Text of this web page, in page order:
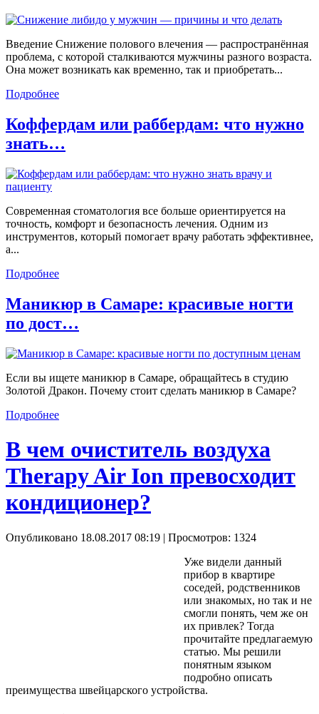
Введение Снижение полового влечения — распространённая
проблема, с которой сталкиваются мужчины разного возраста.
Она может возникать как временно, так и приобретать...
Подробнее
Коффердам или раббердам: что нужно
знать…
Современная стоматология все больше ориентируется на
точность, комфорт и безопасность лечения. Одним из
инструментов, который помогает врачу работать эффективнее,
а...
Подробнее
Маникюр в Самаре: красивые ногти
по дост…
Если вы ищете маникюр в Самаре, обращайтесь в студию
Золотой Дракон. Почему стоит сделать маникюр в Самаре?
Подробнее
В чем очиститель воздуха
Therapy Air Ion превосходит
кондиционер?
Опубликовано 18.08.2017 08:19 | Просмотров: 1324
Уже видели данный
прибор в квартире
соседей, родственников
или знакомых, но так и не
смогли понять, чем же он
их привлек? Тогда
прочитайте предлагаемую
статью. Мы решили
понятным языком
подробно описать
преимущества швейцарского устройства.